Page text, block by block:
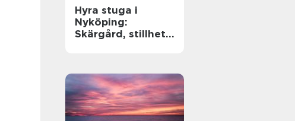
Hyra stuga i
Nyköping:
Skärgård, stillhet